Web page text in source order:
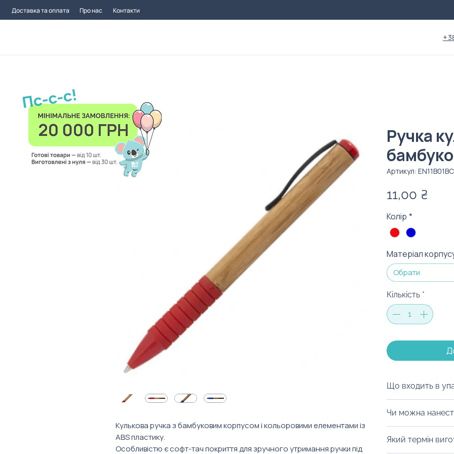
Доставка та оплата Про нас Контакти
Кулькова ручка з бамбуковим корпусом і кольоровими елементами із
ABS пластику.
Особливістю є софт-тач покриття для зручного утримання ручки під
Ручка
Артикул:
11,00 ₴
Колір *
Матеріал
Обрати
Кількість *
Що входить в
коробку на ваш
матеріалів,
будь-який інший
Чи можна
нанести
Який термін